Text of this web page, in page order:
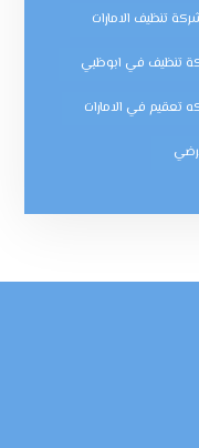
تنظيف الامارات
تنظيف في ابوظبي
تعقيم في الامارات